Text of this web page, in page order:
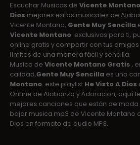
Escuchar Musicas de Vicente Montano
Dios mejores exitos musicales de
Vicente Montano, Gente Muy Sencilla
Vicente Montano. exclusivos para ti,
online gratis y compartir con tus
límites de una manera fácil y sencilla.
Musica de Vicente Montano Gratis ,
calidad,Gente Muy Sencilla es una
Montano. este playlist He Visto A Dios
OnLine de Alabanza y Adoracion, aquí
mejores canciones que están de moda
bajar musica mp3 de Vicente Montano
Dios en formato de audio MP3.